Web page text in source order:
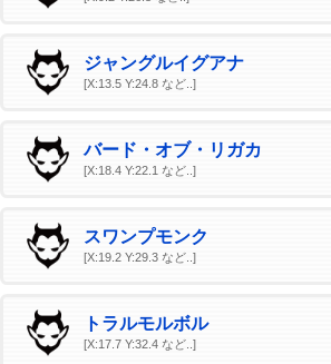
ジャングルイグアナ
[X:13.5 Y:24.8 など..]
バード・オブ・リガカ
[X:18.4 Y:22.1 など..]
スワンプモンク
[X:19.2 Y:29.3 など..]
トラルモルボル
[X:17.7 Y:32.4 など..]